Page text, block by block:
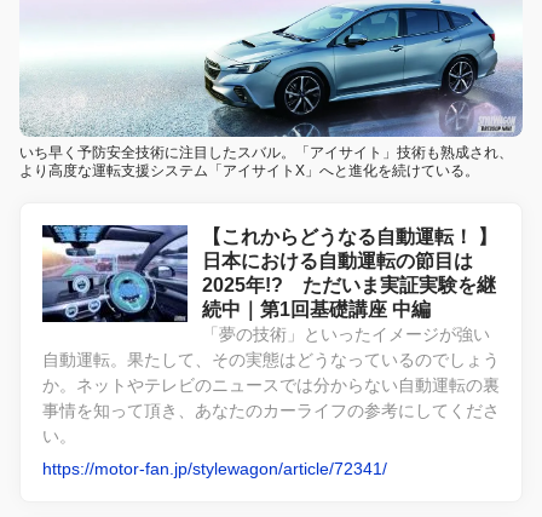
いち早く予防安全技術に注目したスバル。「アイサイト」技術も熟成され、
より高度な運転支援システム「アイサイトX」へと進化を続けている。
【これからどうなる自動運転！ 】
日本における自動運転の節目は
2025年!? ただいま実証実験を継
続中｜第1回基礎講座 中編
「夢の技術」といったイメージが強い
自動運転。果たして、その実態はどうなっているのでしょう
か。ネットやテレビのニュースでは分からない自動運転の裏
事情を知って頂き、あなたのカーライフの参考にしてくださ
い。
https://motor-fan.jp/stylewagon/article/72341/